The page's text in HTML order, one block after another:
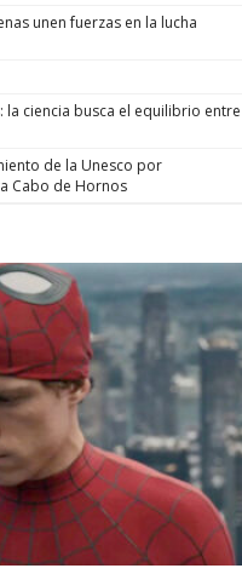
unen fuerzas en la lucha
la ciencia busca el equilibrio entre
de la Unesco por
Cabo de Hornos